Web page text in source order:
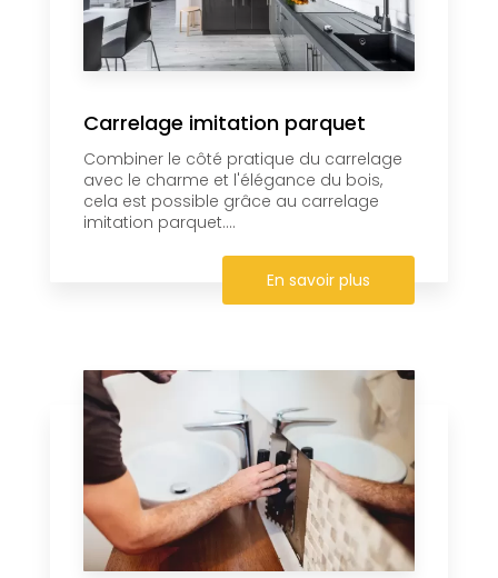
Carrelage imitation parquet
Combiner le côté pratique du carrelage
avec le charme et l'élégance du bois,
cela est possible grâce au carrelage
imitation parquet....
En savoir plus